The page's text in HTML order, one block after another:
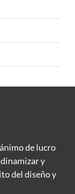
de lucro
y
del diseño y